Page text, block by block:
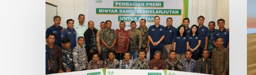
Agri
Bagikan
Premi
Minyak
Sawit
Lestari
&